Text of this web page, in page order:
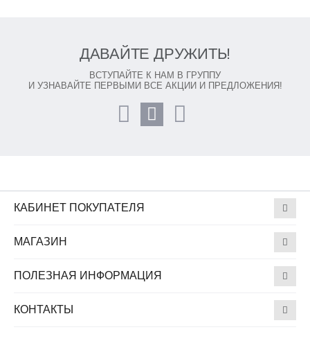
ДАВАЙТЕ ДРУЖИТЬ!
ВСТУПАЙТЕ К НАМ В ГРУППУ
И УЗНАВАЙТЕ ПЕРВЫМИ ВСЕ АКЦИИ И ПРЕДЛОЖЕНИЯ!
КАБИНЕТ ПОКУПАТЕЛЯ
МАГАЗИН
ПОЛЕЗНАЯ ИНФОРМАЦИЯ
КОНТАКТЫ